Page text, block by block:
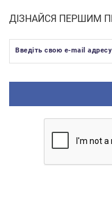
ДІЗНАЙСЯ ПЕРШИМ
Введіть свою e-mail адресу